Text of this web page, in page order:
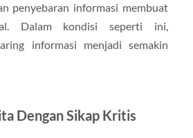
penyebaran informasi membuat
Dalam kondisi seperti ini,
informasi menjadi semakin
Dengan Sikap Kritis